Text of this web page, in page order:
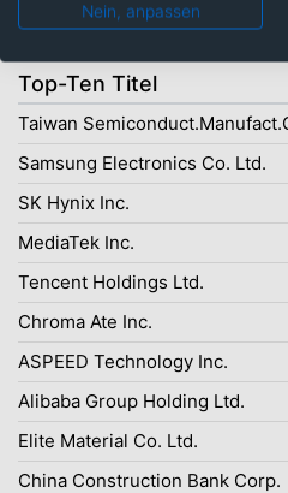
Top-Ten Titel
Taiwan
Samsung Electronics Co. Ltd.
SK Hynix Inc.
MediaTek Inc.
Tencent Holdings Ltd.
Chroma Ate Inc.
ASPEED Technology Inc.
Alibaba Group Holding Ltd.
Elite Material Co. Ltd.
China Construction Bank Corp.
Nein, anpassen